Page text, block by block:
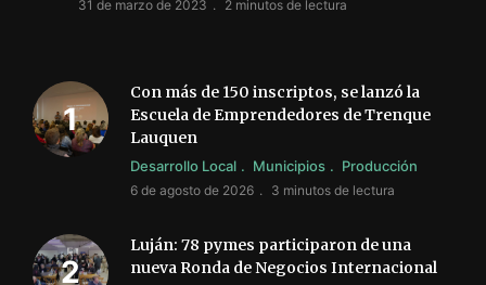
31 de marzo de 2023 2 minutos de lectura
Con más de 150 inscriptos, se lanzó la
Escuela de Emprendedores de Trenque
Lauquen
Desarrollo Local Municipios Producción
6 de agosto de 2026 3 minutos de lectura
Luján: 78 pymes participaron de una
nueva Ronda de Negocios Internacional